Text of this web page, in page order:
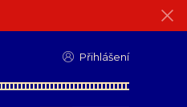
Přihlášení